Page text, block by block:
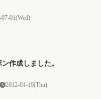
07-01(Wed)
作成しました。
2012-01-19(Thu)